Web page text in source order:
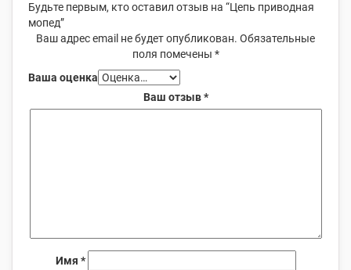
Будьте первым, кто оставил отзыв на “Цепь приводная
мопед”
Ваш адрес email не будет опубликован. Обязательные
поля помечены *
Ваша оценка
Ваш отзыв*
Имя *